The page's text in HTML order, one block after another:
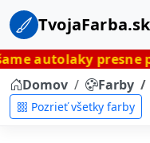
TvojaFarba.sk
presne podľa ŠPZ–
Domov
Farby
Pozrieť všetky farby